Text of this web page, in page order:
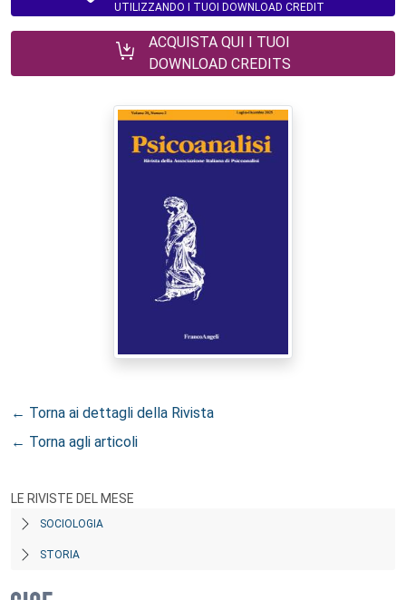
UTILIZZANDO I TUOI DOWNLOAD CREDIT
ACQUISTA QUI I TUOI
DOWNLOAD CREDITS
← Torna ai dettagli della Rivista
← Torna agli articoli
LE RIVISTE DEL MESE
SOCIOLOGIA
STORIA